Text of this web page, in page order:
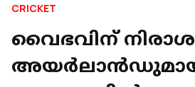
CRICKET
വൈഭവിന്